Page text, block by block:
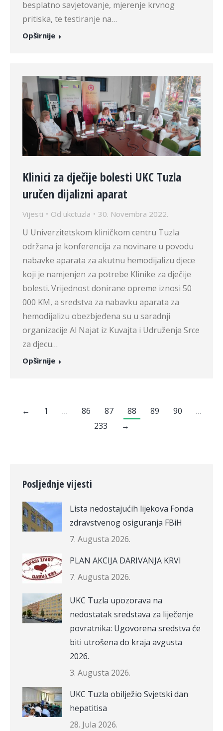
besplatno savjetovanje, mjerenje krvnog
pritiska, te testiranje na…
Opširnije
Klinici za dječije bolesti UKC Tuzla
uručen dijalizni aparat
Vijesti Od ukctuzla 30. Novembra 2022.
U Univerzitetskom kliničkom centru Tuzla
održana je konferencija za novinare u povodu
nabavke aparata za akutnu hemodijalizu djece
koji je namjenjen za potrebe Klinike za dječije
bolesti. Vrijednost donirane opreme iznosi 50
000 KM, a sredstva za nabavku aparata za
hemodijalizu obezbjeđena su u saradnji
organizacije Al Najat iz Kuvajta i Udruženja Srce
za djecu…
Opširnije
← 1 … 86 87 88 89 90
…
233
→
Posljednje vijesti
Lista nedostajućih lijekova Fonda
zdravstvenog osiguranja FBiH
7. Augusta 2026.
PLAN AKCIJA DARIVANJA KRVI
7. Augusta 2026.
UKC Tuzla upozorava na
nedostatak sredstava za liječenje
povratnika: Ugovorena sredstva će
biti utrošena do kraja avgusta
2026.
3. Augusta 2026.
UKC Tuzla obilježio Svjetski dan
hepatitisa
28. Jula 2026.